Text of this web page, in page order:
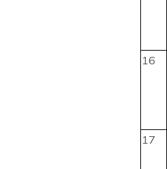
16
17